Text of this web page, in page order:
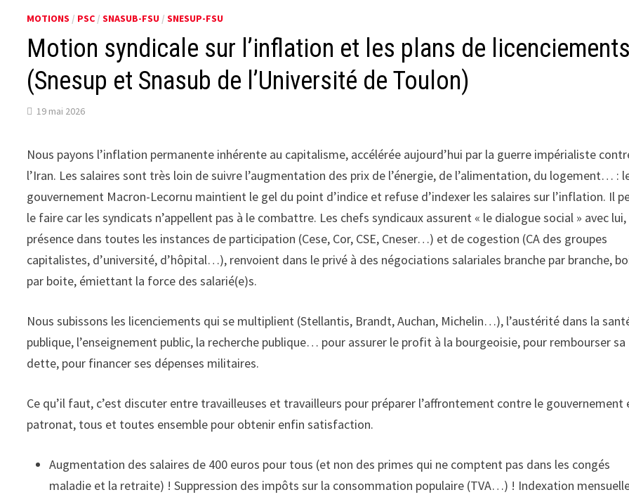
MOTIONS / PSC /SNASUB-FSU /SNESUP-FSU
Motion syndicale sur l’inflation et les plans de licenciements
(Snesup et Snasub de l’Université de Toulon)
19 mai 2026
Nous payons l’inflation permanente inhérente au capitalisme, accélérée aujourd’hui par la guerre impérialiste
l’Iran. Les salaires sont très loin de suivre l’augmentation des prix de l’énergie, de l’alimentation, du logement… :
gouvernement Macron-Lecornu maintient le gel du point d’indice et refuse d’indexer les salaires sur l’inflation. Il
le faire car les syndicats n’appellent pas à le combattre. Les chefs syndicaux assurent « le dialogue social » avec lui,
présence dans toutes les instances de participation (Cese, Cor, CSE, Cneser…) et de cogestion (CA des groupes
capitalistes, d’université, d’hôpital…), renvoient dans le privé à des négociations salariales branche par branche,
par boite, émiettant la force des salarié(e)s.
Nous subissons les licenciements qui se multiplient (Stellantis, Brandt, Auchan, Michelin…), l’austérité dans la
publique, l’enseignement public, la recherche publique… pour assurer le profit à la bourgeoisie, pour rembourser sa
dette, pour financer ses dépenses militaires.
Ce qu’il faut, c’est discuter entre travailleuses et travailleurs pour préparer l’affrontement contre le gouvernement
patronat, tous et toutes ensemble pour obtenir enfin satisfaction.
Augmentation des salaires de 400 euros pour tous (et non des primes qui ne comptent pas dans les congés
maladie et la retraite) ! Suppression des impôts sur la consommation populaire (TVA…) ! Indexation